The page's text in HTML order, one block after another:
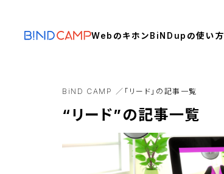
Webのキホン BiNDupの使い方
BiND CAMP 「リード」の記事一覧
“リード”の記事一覧